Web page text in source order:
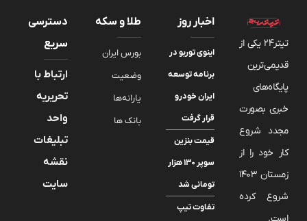
تیتر24 یکی از
قدیمی‌ترین
پایگاه‌های
خبری بصورت
مجدد شروع
کار خود را از
زمستان 1403
شروع کرده
اخبار روز
اینوی توربو در
برنامه توسعه
ایران خودرو
قرار گرفت
قیمت بنزین
سوپر ۱۳۰ هزار
تومانی شد
تفاوت تیپ
طلا و سکه
بورس ایران
وضعیت
یارانه‌ها
بانک ها
دسترسی
سریع
ارتباط با
تحریریه
واحد
تبلیغات
نقشه
سایت